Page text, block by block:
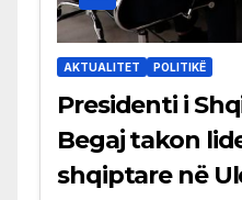
AKTUALITET POLITIKË
Presidenti i
Begaj takon
shqiptare në